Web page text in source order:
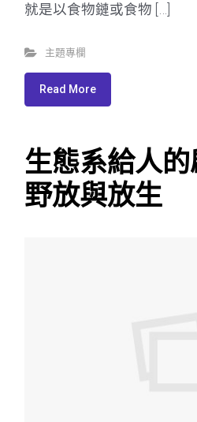
就是以食物鏈或食物 […]
主題專欄
Read More
生態系給人
野放與放生